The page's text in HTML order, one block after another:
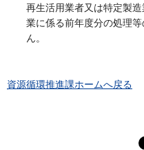
再生活用業者又は特定製
業に係る前年度分の処理
ん。
資源循環推進課ホームへ戻る